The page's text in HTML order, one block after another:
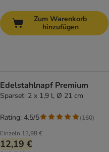
Zum Warenkorb
hinzufügen
Edelstahlnapf Premium
Sparset: 2 x 1,9 l, Ø 21 cm
Einzeln 13,98 €
12,19 €
Rating: 4.5/5 (160)